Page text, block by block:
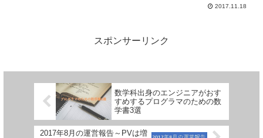
る疑問だと思います。かくいう僕は取る
2017.11.18
スポンサーリンク
数学科出身のエンジニアがおす
すめするプログラマのための数
学書3選
2017年8月の運営報告～PVは増